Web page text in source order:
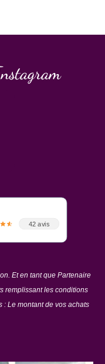
42 avis
Et en tant que Partenaire
remplissant les conditions
: Le montant de vos achats